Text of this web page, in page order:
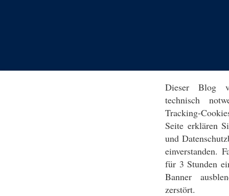
Dieser Blog
technisch
Tracking-
Seite erklären
und
einverstanden.
für 3 Stunden
Banner
zerstört.